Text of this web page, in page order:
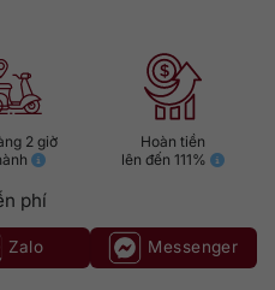
2 giờ
Hoàn tiền
lên đến 111%
phí
Zalo Messenger